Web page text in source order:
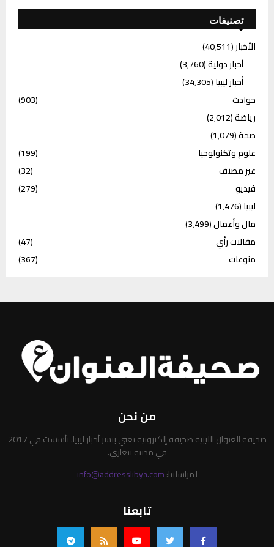
تصنيفات
الأخبار(40٬511)
أخبار دولية(3٬760)
أخبار ليبيا(34٬305)
حوادث
(903)
رياضة(2٬012)
صحة(1٬079)
علوم وتكنولوجيا
(199)
غير مصنف
(32)
فيديو
(279)
ليبيا(1٬476)
مال وأعمال(3٬499)
مقالات رأي
(47)
منوعات
(367)
من نحن
صحيفة العنوان الليبية صحيفة إلكترونية تعني بنشر أخبار ليبيا. تأسست في 2017
في مدينة بنغازي.
لمراسلتنا:info@addresslibya.com
تابعنا